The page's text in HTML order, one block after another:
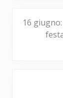
P16